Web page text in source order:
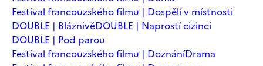
Festival francouzského filmu | Dospělí v místnosti
DOUBLE | BláznivěDOUBLE | Naprostí cizinci
DOUBLE | Pod parou
Festival francouzského filmu | DoznáníDrama